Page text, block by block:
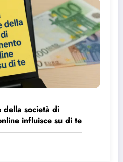
della società di
influisce su di te